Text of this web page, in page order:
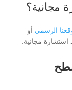
الرسمي أو